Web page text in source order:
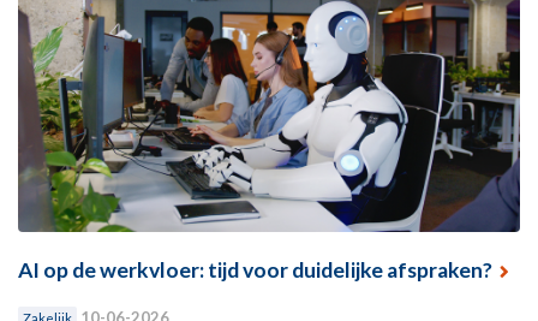
AI op de werkvloer: tijd voor duidelijke afspraken?
Zakelijk 10-06-2026